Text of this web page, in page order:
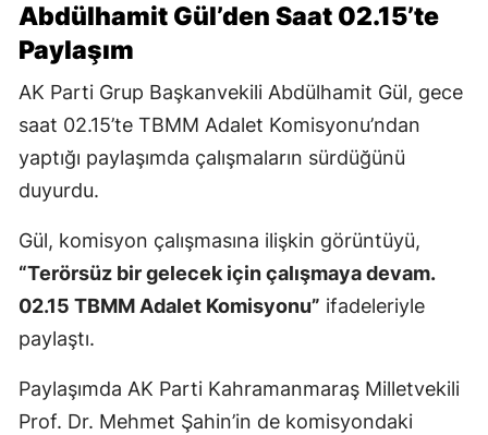
Abdülhamit Gül’den Saat 02.15’te
Paylaşım
AK Parti Grup Başkanvekili Abdülhamit Gül, gece
saat 02.15’te TBMM Adalet Komisyonu’ndan
yaptığı paylaşımda çalışmaların sürdüğünü
duyurdu.
Gül, komisyon çalışmasına ilişkin görüntüyü,
“Terörsüz bir gelecek için çalışmaya devam.
02.15 TBMM Adalet Komisyonu” ifadeleriyle
paylaştı.
Paylaşımda AK Parti Kahramanmaraş Milletvekili
Prof. Dr. Mehmet Şahin’in de komisyondaki